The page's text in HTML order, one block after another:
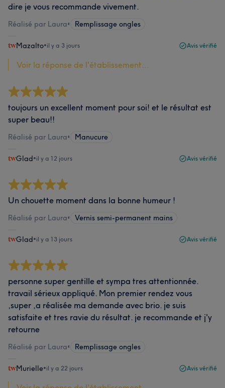
dire je vous recommande vivement.
Réalisé par Laura• Remplissage ongles
Mazalto•il y a 3 jours Avis vérifié
Voir la réponse de l'établissement...
toujours un excellent moment pour soi! et le résultat est
super beau!!
Réalisé par Laura• Manucure
Glad•il y a 12 jours Avis vérifié
Un chouette moment dans la bonne humeur !
Réalisé par Laura• Vernis semi-permanent mains
Glad•il y a 13 jours Avis vérifié
personne super gentille et sympa tres attentionnée.
travail sérieux appliqué. Mon premier rendez vous
,super ,a réalisée ma demande avec brio. je suis
satisfaite et tres ravie du résultat. je recommande et j'y
retourne
Réalisé par Laura• Remplissage ongles
Murielle•il y a 22 jours Avis vérifié